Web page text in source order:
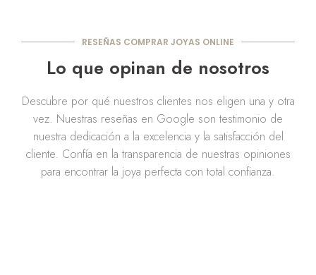
RESEÑAS COMPRAR JOYAS ONLINE
Lo que opinan de nosotros
Descubre por qué nuestros clientes nos eligen una y otra
vez. Nuestras reseñas en Google son testimonio de
nuestra dedicación a la excelencia y la satisfacción del
cliente. Confía en la transparencia de nuestras opiniones
para encontrar la joya perfecta con total confianza.